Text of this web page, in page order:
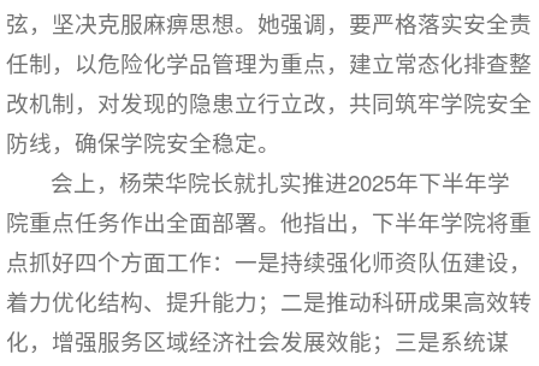
弦，坚决克服麻痹思想。她强调，要严格落实安全责
任制，以危险化学品管理为重点，建立常态化排查整
改机制，对发现的隐患立行立改，共同筑牢学院安全
防线，确保学院安全稳定。
会上，杨荣华院长就扎实推进2025年下半年学
院重点任务作出全面部署。他指出，下半年学院将重
点抓好四个方面工作：一是持续强化师资队伍建设，
着力优化结构、提升能力；二是推动科研成果高效转
化，增强服务区域经济社会发展效能；三是系统谋